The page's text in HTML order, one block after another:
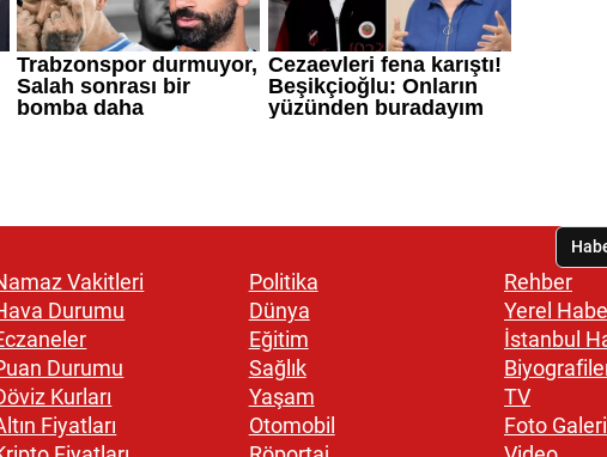
Vakitleri
Durumu
Durumu
Kurları
Fiyatları
Politika
Dünya
Eğitim
Sağlık
Yaşam
Otomobil
Rehber
Yerel
İstanbul
TV
Foto Galeri